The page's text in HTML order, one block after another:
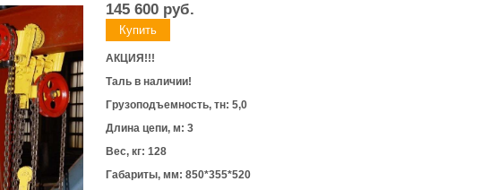
145 600 руб.
АКЦИЯ!!!
Таль в наличии!
Грузоподъемность, тн: 5,0
Длина цепи, м: 3
Вес, кг: 128
Габариты, мм: 850*355*520